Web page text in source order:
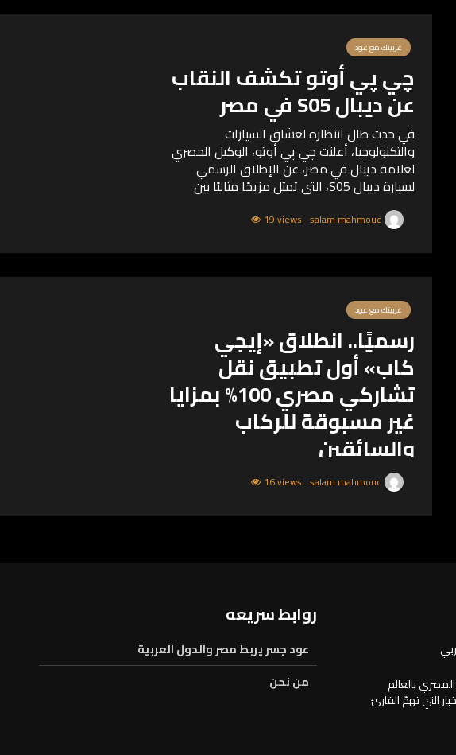
Quartz ، في خطوة تؤكد التزام الشركتين بتقديم...
عربيتك مع عود
چي پي أوتو تكشف النقاب
عن ديبال S05 في مصر
في حدث طال انتظاره لعشاق السيارات
والتكنولوجيا، أعلنت چي پي أوتو، الوكيل الحصري
لعلامة ديبال في مصر، عن الإطلاق الرسمي
لسيارة ديبال S05، التي تمثل مزيجًا مثاليًا بين
التصميم العصري، والتقنيات الذكية، والأداء
المتطور، في...
salam mahmoud
19 views
عربيتك مع عود
رسميًا.. انطلاق «إيجي
كاب» أول تطبيق نقل
تشاركي مصري 100% بمزايا
غير مسبوقة للركاب
والسائقين
أعلنت شركة إيجي كاب عن الانطلاق الرسمي
منصة وطنية متكاملة تقدم حلولًا عملية في سوق
salam mahmoud
16 views
بالعالم
التي تهمّ القارئ
روابط سريعه
عود جسر يربط مصر والدول العربية
من نحن